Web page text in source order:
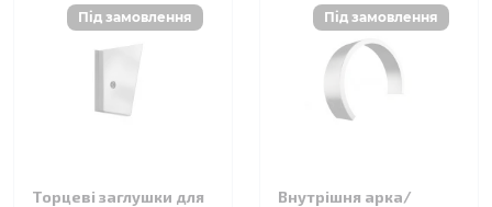
Торцеві заглушки для
Внутрішня арка/